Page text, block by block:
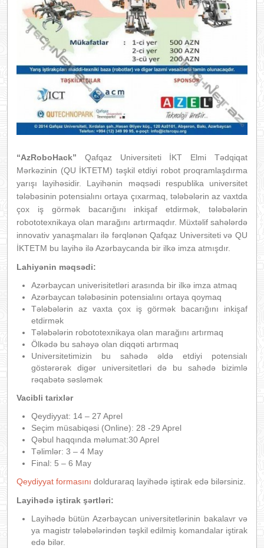
“AzRoboHack” Qafqaz Universiteti İKT Elmi Tədqiqat
Mərkəzinin (QU İKTETM) təşkil etdiyi robot proqramlaşdırma
yarışı layihəsidir. Layihənin məqsədi respublika universitet
tələbəsinin potensialını ortaya çıxarmaq, tələbələrin az vaxtda
çox iş görmək bacarığını inkişaf etdirmək, tələbələrin
robototexnikaya olan marağını artırmaqdır. Müxtəlif sahələrdə
innovativ yanaşmaları ilə fərqlənən Qafqaz Universiteti və QU
İKTETM bu layihə ilə Azərbaycanda bir ilkə imza atmışdır.
Lahiyənin məqsədi:
Azərbaycan univerisitetləri arasında bir ilkə imza atmaq
Azərbaycan tələbəsinin potensialını ortaya qoymaq
Tələbələrin az vaxta çox iş görmək bacarığını inkişaf
etdirmək
Tələbələrin robototexnikaya olan marağını artırmaq
Ölkədə bu sahəyə olan diqqəti artırmaq
Universitetimizin bu sahədə əldə etdiyi potensialı
göstərərək digər universitetləri də bu sahədə bizimlə
rəqabətə səsləmək
Vacibli tarixlər
Qeydiyyat: 14 – 27 Aprel
Seçim müsabiqəsi (Online): 28 -29 Aprel
Qəbul haqqında məlumat:30 Aprel
Təlimlər: 3 – 4 May
Final: 5 – 6 May
Qeydiyyat formasını dolduraraq layihədə iştirak edə bilərsiniz.
Layihədə iştirak şərtləri:
Layihədə bütün Azərbaycan universitetlərinin bakalavr və
ya magistr tələbələrindən təşkil edilmiş komandalar iştirak
edə bilər.